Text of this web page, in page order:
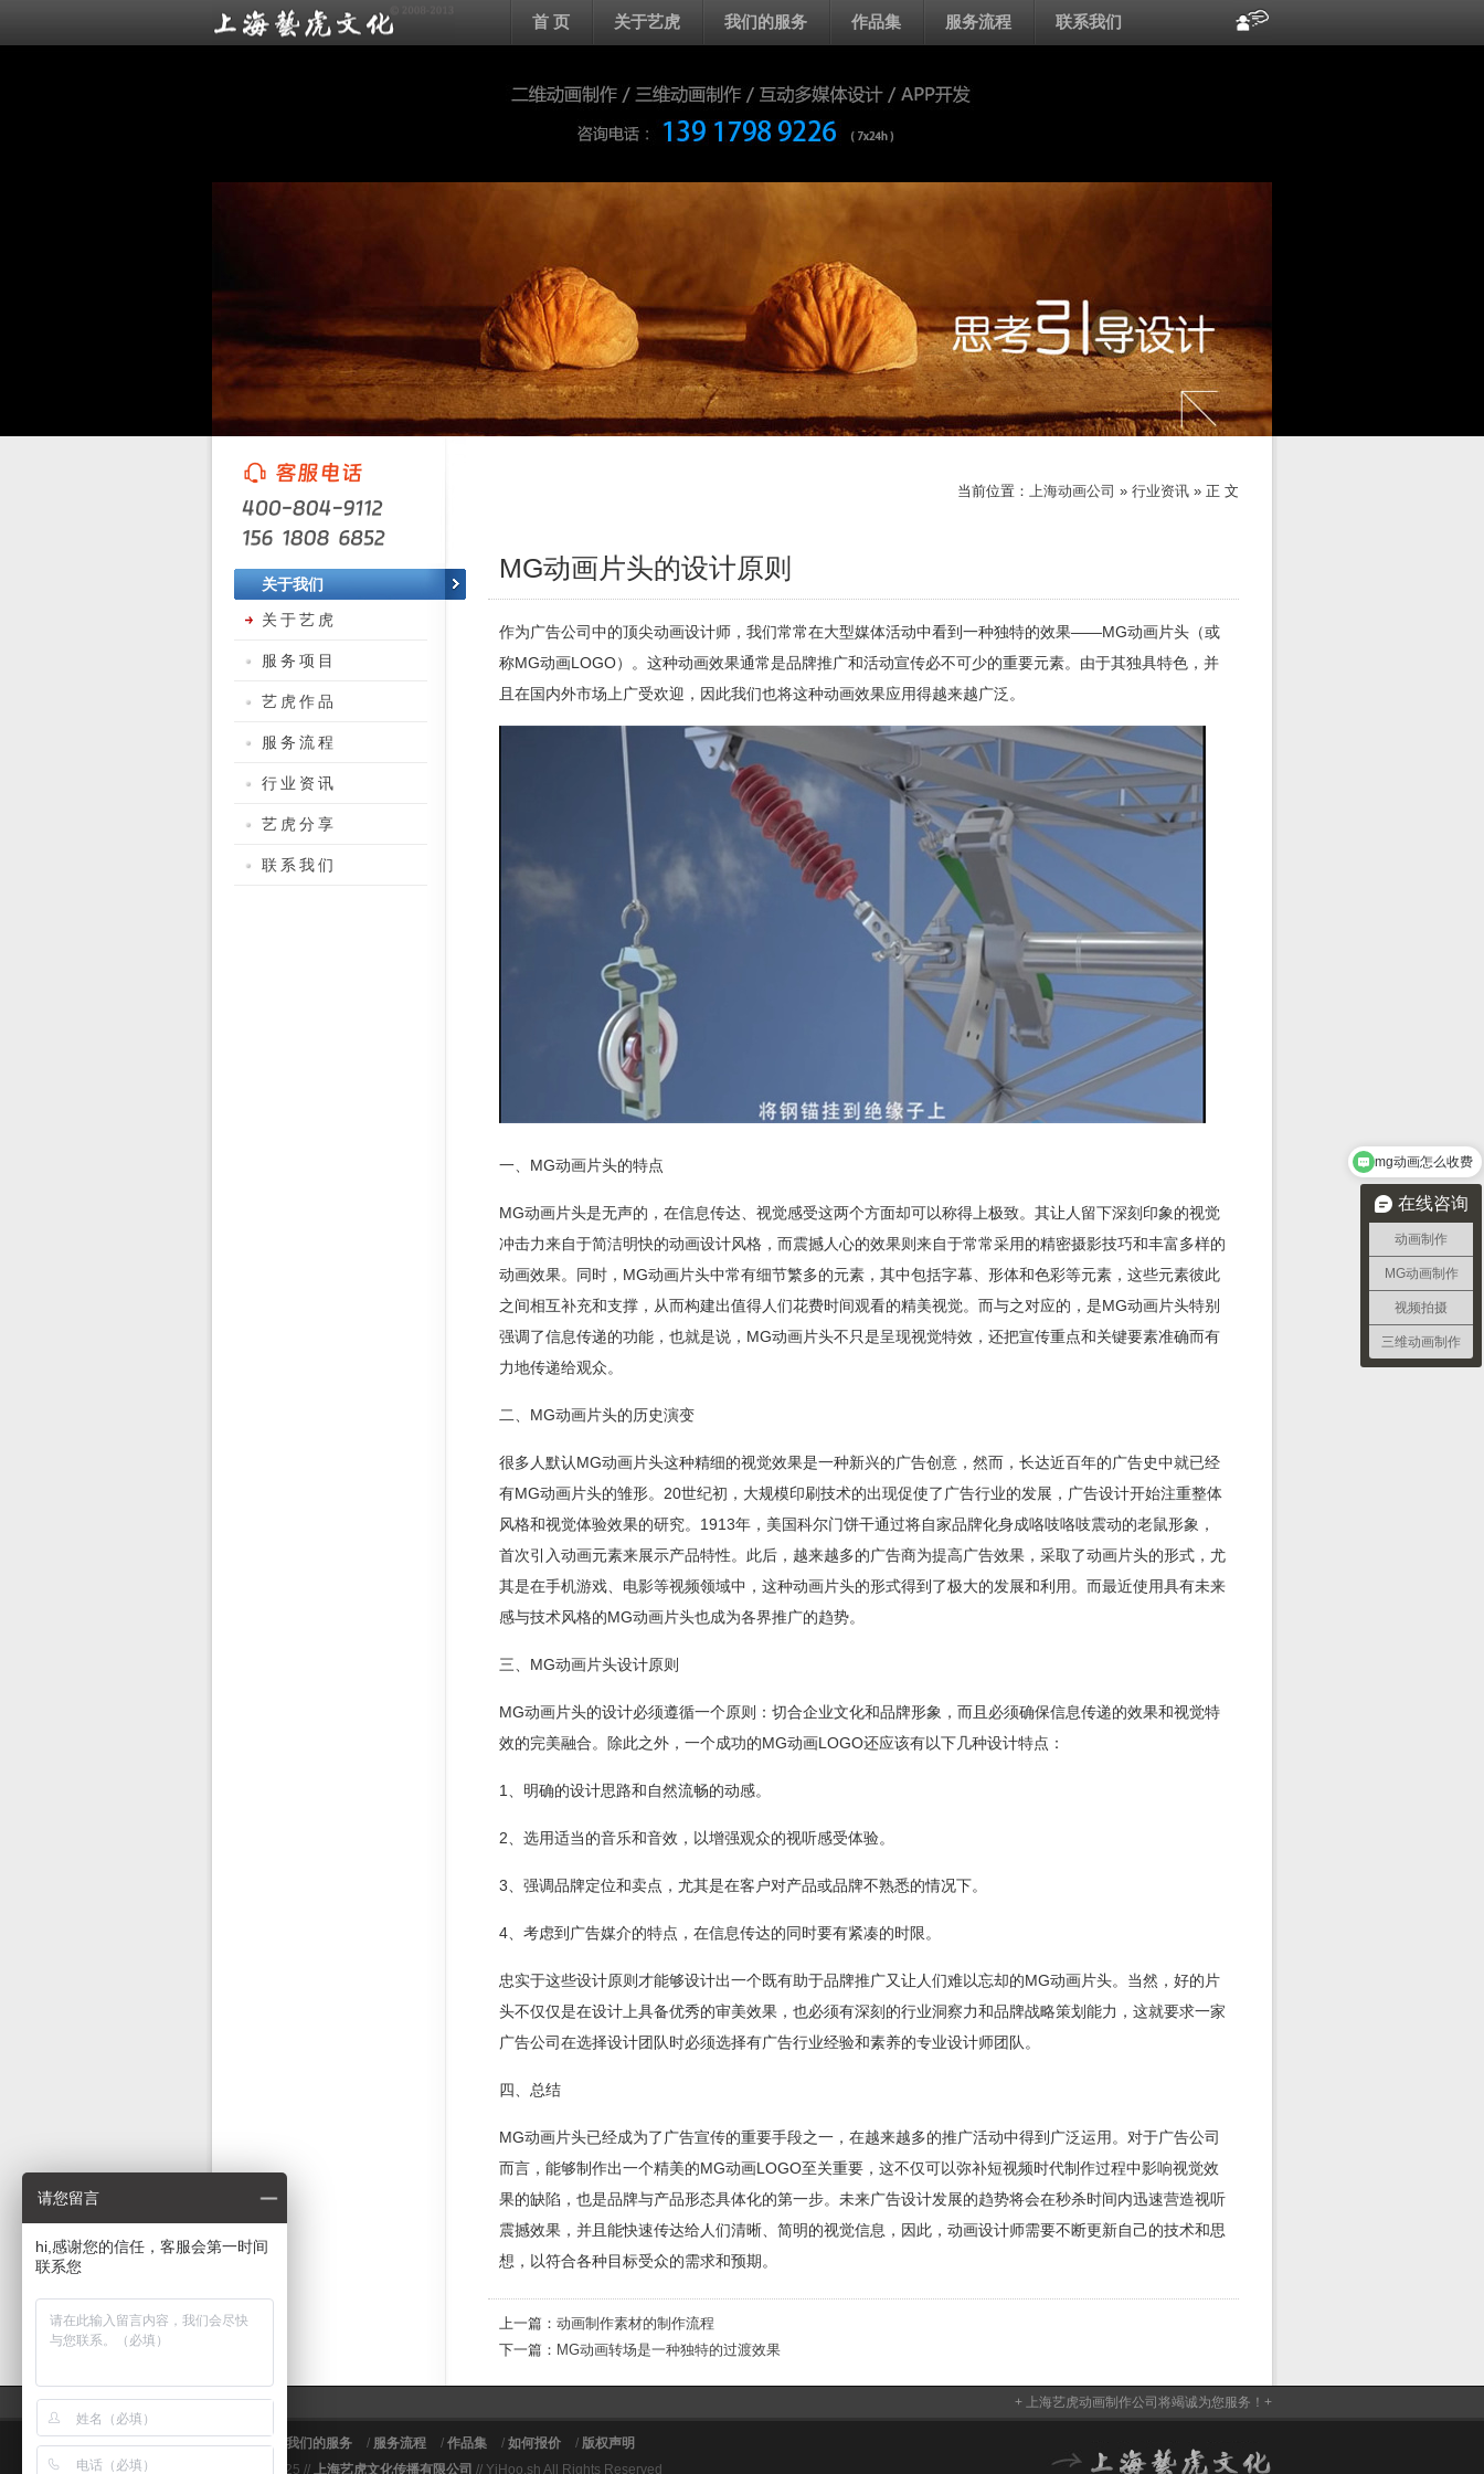
首 页 关于艺虎 我们的服务 作品集 服务流程 联系我们
当前位置： 上海动画公司 » 行业资讯 » 正 文
MG动画片头的设计原则
作为广告公司中的顶尖动画设计师，我们常常在大型媒体活动中看到一种独特的效果——MG动画片头（或
称MG动画LOGO）。这种动画效果通常是品牌推广和活动宣传必不可少的重要元素。由于其独具特色，并
且在国内外市场上广受欢迎，因此我们也将这种动画效果应用得越来越广泛。
一、MG动画片头的特点
MG动画片头是无声的，在信息传达、视觉感受这两个方面却可以称得上极致。其让人留下深刻印象的视觉
冲击力来自于简洁明快的动画设计风格，而震撼人心的效果则来自于常常采用的精密摄影技巧和丰富多样的
动画效果。同时，MG动画片头中常有细节繁多的元素，其中包括字幕、形体和色彩等元素，这些元素彼此
之间相互补充和支撑，从而构建出值得人们花费时间观看的精美视觉。而与之对应的，是MG动画片头特别
强调了信息传递的功能，也就是说，MG动画片头不只是呈现视觉特效，还把宣传重点和关键要素准确而有
力地传递给观众。
二、MG动画片头的历史演变
很多人默认MG动画片头这种精细的视觉效果是一种新兴的广告创意，然而，长达近百年的广告史中就已经
有MG动画片头的雏形。20世纪初，大规模印刷技术的出现促使了广告行业的发展，广告设计开始注重整体
风格和视觉体验效果的研究。1913年，美国科尔门饼干通过将自家品牌化身成咯吱咯吱震动的老鼠形象，
首次引入动画元素来展示产品特性。此后，越来越多的广告商为提高广告效果，采取了动画片头的形式，尤
其是在手机游戏、电影等视频领域中，这种动画片头的形式得到了极大的发展和利用。而最近使用具有未来
感与技术风格的MG动画片头也成为各界推广的趋势。
三、MG动画片头设计原则
MG动画片头的设计必须遵循一个原则：切合企业文化和品牌形象，而且必须确保信息传递的效果和视觉特
效的完美融合。除此之外，一个成功的MG动画LOGO还应该有以下几种设计特点：
1、明确的设计思路和自然流畅的动感。
2、选用适当的音乐和音效，以增强观众的视听感受体验。
3、强调品牌定位和卖点，尤其是在客户对产品或品牌不熟悉的情况下。
4、考虑到广告媒介的特点，在信息传达的同时要有紧凑的时限。
忠实于这些设计原则才能够设计出一个既有助于品牌推广又让人们难以忘却的MG动画片头。当然，好的片
头不仅仅是在设计上具备优秀的审美效果，也必须有深刻的行业洞察力和品牌战略策划能力，这就要求一家
广告公司在选择设计团队时必须选择有广告行业经验和素养的专业设计师团队。
四、总结
MG动画片头已经成为了广告宣传的重要手段之一，在越来越多的推广活动中得到广泛运用。对于广告公司
而言，能够制作出一个精美的MG动画LOGO至关重要，这不仅可以弥补短视频时代制作过程中影响视觉效
果的缺陷，也是品牌与产品形态具体化的第一步。未来广告设计发展的趋势将会在秒杀时间内迅速营造视听
震撼效果，并且能快速传达给人们清晰、简明的视觉信息，因此，动画设计师需要不断更新自己的技术和思
想，以符合各种目标受众的需求和预期。
上一篇： 动画制作素材的制作流程
下一篇： MG动画转场是一种独特的过渡效果
关于我们
关于艺虎
服务项目
艺虎作品
服务流程
行业资讯
艺虎分享
联系我们
+ 上海艺虎动画制作公司将竭诚为您服务！+
关于艺虎 我们的服务 / 服务流程 / 作品集 / 如何报价 / 版权声明
© 2009～2025 // 上海艺虎文化传播有限公司 // YiHoo.sh All Rights Reserved
在线咨询
动画制作
MG动画制作
视频拍摄
三维动画制作
mg动画怎么收费
请您留言
hi,感谢您的信任，客服会第一时间
联系您